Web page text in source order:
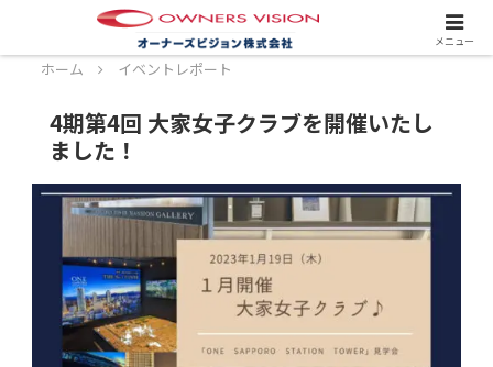
スタッフ募集中！詳しくはこちら！
ホーム イベントレポート
4期第4回 大家女子クラブを開催いたし
ました！
メニュー